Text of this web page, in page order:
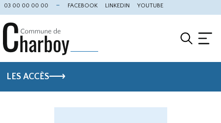
03 00 00 00 00 FACEBOOK LINKEDIN YOUTUBE
LES ACCÈS
Cookies management panel